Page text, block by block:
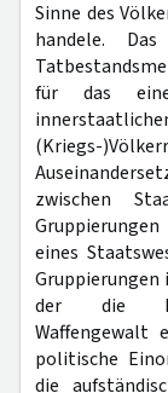
Sinne des
handele.
für das
(Kriegs-
zwischen
eines
Gruppierungen
der die
Waffengewalt
politische
die